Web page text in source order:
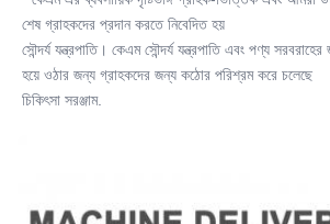
শেষ গ্রাহকদের প্রদান করতে নিবেদিত হয়
সৌন্দর্য যন্ত্রপাতি। কেএম সৌন্দর্য যন্ত্রপাতি এবং পণ্য
হয়ে ওঠার জন্য গ্রাহকদের জন্য কঠোর পরিশ্রম করে চলেছে
চিকিৎসা সরঞ্জাম.